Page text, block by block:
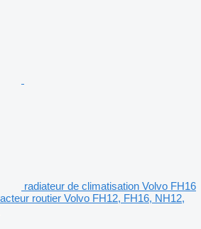
radiateur de climatisation Volvo FH16
routier Volvo FH12, FH16, NH12,